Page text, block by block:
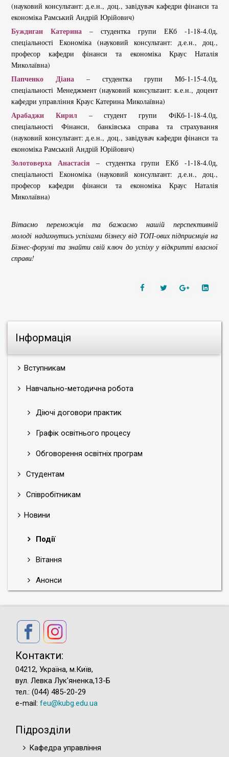
Інформація
Вступникам
Навчально-методична робота
Діючі договори практик
Графік освітнього процесу
Обговорення освітніх програм
Студентам
Співробітникам
Новини
Події
Вітання
Анонси
(науковий консультант: д.е.н., доц., завідувач кафедри фінанси та
економіка Рамський Андрій Юрійович)
Буждиган Катерина – студентка групи ЕКб -1-18-4.0д,
спеціальності Економіка (науковий консультант: д.е.н., доц.,
професор кафедри фінанси та економіка Краус Наталія
Миколаївна)
Папченко Діана – студентка групи Мб-1-15-4.0д,
спеціальності Менеджмент (науковий консультант: к.е.н., доцент
кафедри управління Краус Катерина Миколаївна)
Арабаджи Кирил– студент групи ФіКб-1-18-4.0д,
спеціальності Фінанси, банківська справа та страхування
(науковий консультант: д.е.н., доц., завідувач кафедри фінанси та
економіка Рамський Андрій Юрійович)
Золотоверха Анастасія – студентка групи ЕКб -1-18-4.0д,
спеціальності Економіка (науковий консультант: д.е.н., доц.,
професор кафедри фінанси та економіка Краус Наталія
Миколаївна)
Вітаємо переможців та бажаємо нашій перспективній
молоді надихнутись успіхами бізнесу від ТОП-ових підприємців на
Бізнес-форумі та знайти свій ключ до успіху у відкритті власної
справи!
Контакти:
04212, Україна, м.Київ,
вул. Левка Лук'яненка,13-Б
тел.: (044) 485-20-29
e-mail: feu@kubg.edu.ua
Підрозділи
Кафедра управління